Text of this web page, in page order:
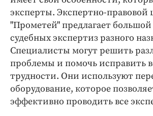
Бренд года
Работодатель года
эксперты. Экспертно-правовой
"Прометей" предлагает
судебных экспертиз разного
Специалисты могут решить
проблемы и помочь исправить
трудности. Они используют
оборудование, которое
эффективно проводить все